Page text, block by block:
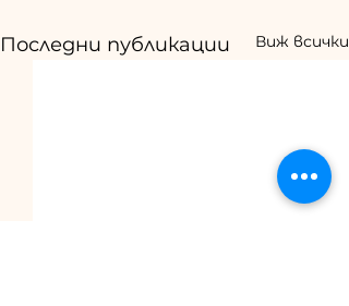
Последни публикации Виж всички